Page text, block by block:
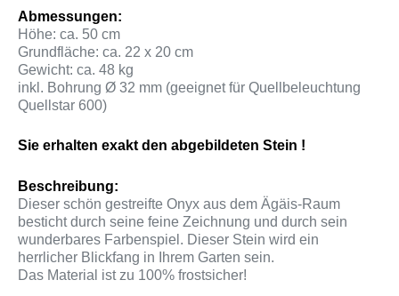
Abmessungen:
Höhe: ca. 50 cm
Grundfläche: ca. 22 x 20 cm
Gewicht: ca. 48 kg
inkl. Bohrung Ø 32 mm (geeignet für Quellbeleuchtung
Quellstar 600)
Sie erhalten exakt den abgebildeten Stein !
Beschreibung:
Dieser schön gestreifte Onyx aus dem Ägäis-Raum
besticht durch seine feine Zeichnung und durch sein
wunderbares Farbenspiel. Dieser Stein wird ein
herrlicher Blickfang in Ihrem Garten sein.
Das Material ist zu 100% frostsicher!